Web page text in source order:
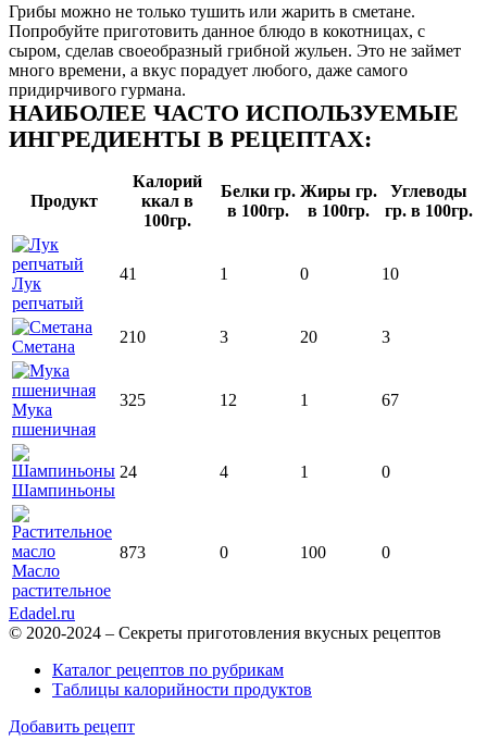
Грибы можно не только тушить или жарить в сметане.
Попробуйте приготовить данное блюдо в кокотницах, с
сыром, сделав своеобразный грибной жульен. Это не займет
много времени, а вкус порадует любого, даже самого
придирчивого гурмана.
НАИБОЛЕЕ ЧАСТО ИСПОЛЬЗУЕМЫЕ
ИНГРЕДИЕНТЫ В РЕЦЕПТАХ:
Продукт
Калорий
ккал в
100гр.
Белки гр.
в 100гр.
Жиры гр.
в 100гр.
Углеводы
гр. в 100гр.
Лук
репчатый
41 1 0 10
Сметана
210 3 20 3
Мука
пшеничная
325 12 1 67
Шампиньоны
24 4 1 0
Масло
растительное
873 0 100 0
Edadel.ru
© 2020-2024 – Секреты приготовления вкусных рецептов
Каталог рецептов по рубрикам
Таблицы калорийности продуктов
Добавить рецепт